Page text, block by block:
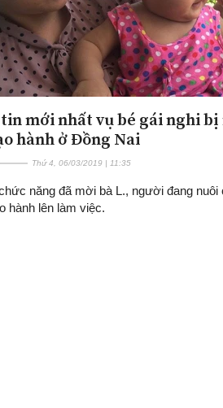
Đăng
mới nhất vụ bé gái nghi bị
hành ở Đồng Nai
Thứ 4, 06/03/2019 | 11:35
năng đã mời bà L., người đang nuôi
hành lên làm việc.